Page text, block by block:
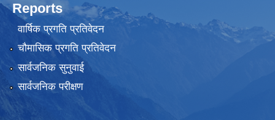
Reports
वार्षिक प्रगति प्रतिवेदन
चौमासिक प्रगति प्रतिवेदन
सार्वजनिक सुनुवाई
सार्वजनिक परीक्षण